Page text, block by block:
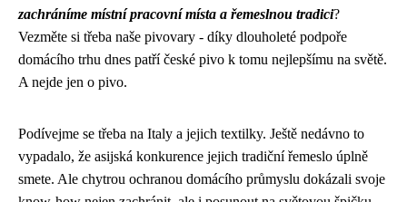
zachráníme místní pracovní místa a řemeslnou tradici?
Vezměte si třeba naše pivovary - díky dlouholeté podpoře
domácího trhu dnes patří české pivo k tomu nejlepšímu na světě.
A nejde jen o pivo.
Podívejme se třeba na Italy a jejich textilky. Ještě nedávno to
vypadalo, že asijská konkurence jejich tradiční řemeslo úplně
smete. Ale chytrou ochranou domácího průmyslu dokázali svoje